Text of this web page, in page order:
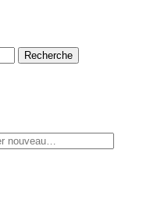
Recherche